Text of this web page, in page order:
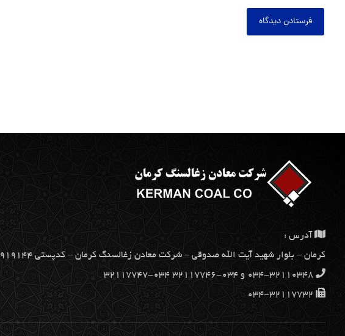
فرستادن دیدگاه
آدرس :
كرمان – بلوار شهيد آيت الله صدوقي – شركت معادن زغالسنگ كرمان – کدپستی ۷۶۱۷۹۱۹۱۴۴